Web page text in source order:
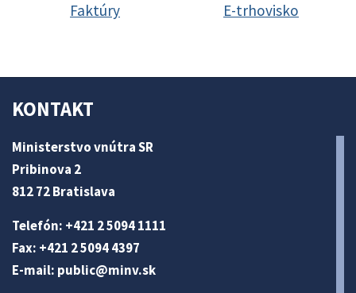
Faktúry E-trhovisko
KONTAKT
Ministerstvo vnútra SR
Pribinova 2
812 72 Bratislava
Telefón: +421 2 5094 1111
Fax: +421 2 5094 4397
E-mail: public@minv.sk